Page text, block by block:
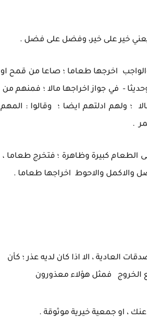
خير على خير، وفضل على فضل .
والواجب اخرجها طعاما ؛ صاعا من قمح او
- في جواز اخراجها مالا ؛ فمنهم من
؛ ولهم ادلتهم ايضا ؛ وقالوا : المهم
.
الطعام كبيرة وظاهرة ؛ فتخرج طعاما ،
والاكمل والاحوط اخراجها طعاما .
العادية ، الا اذا كان لديه عذر ؛ كأن
فمثل هؤلاء معذورون
، او جمعية خيرية موثوقة .